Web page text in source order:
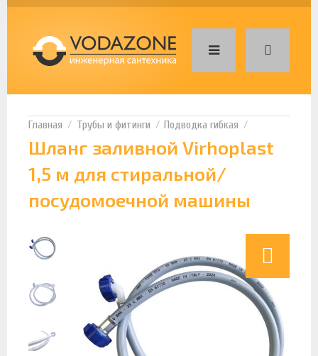
Трубы и фитинги Подводка гибкая
Шланг заливной Virhoplast
1,5 м для стиральной/
посудомоечной машины